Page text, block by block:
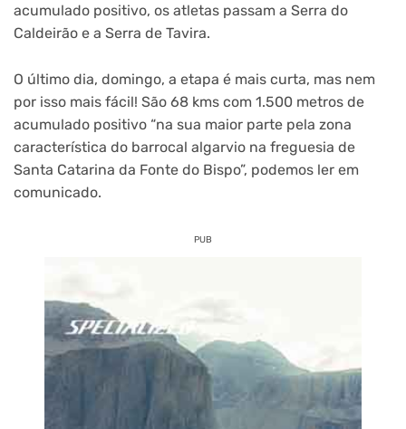
acumulado positivo, os atletas passam a Serra do
Caldeirão e a Serra de Tavira.
O último dia, domingo, a etapa é mais curta, mas nem
por isso mais fácil! São 68 kms com 1.500 metros de
acumulado positivo “na sua maior parte pela zona
característica do barrocal algarvio na freguesia de
Santa Catarina da Fonte do Bispo”, podemos ler em
comunicado.
PUB